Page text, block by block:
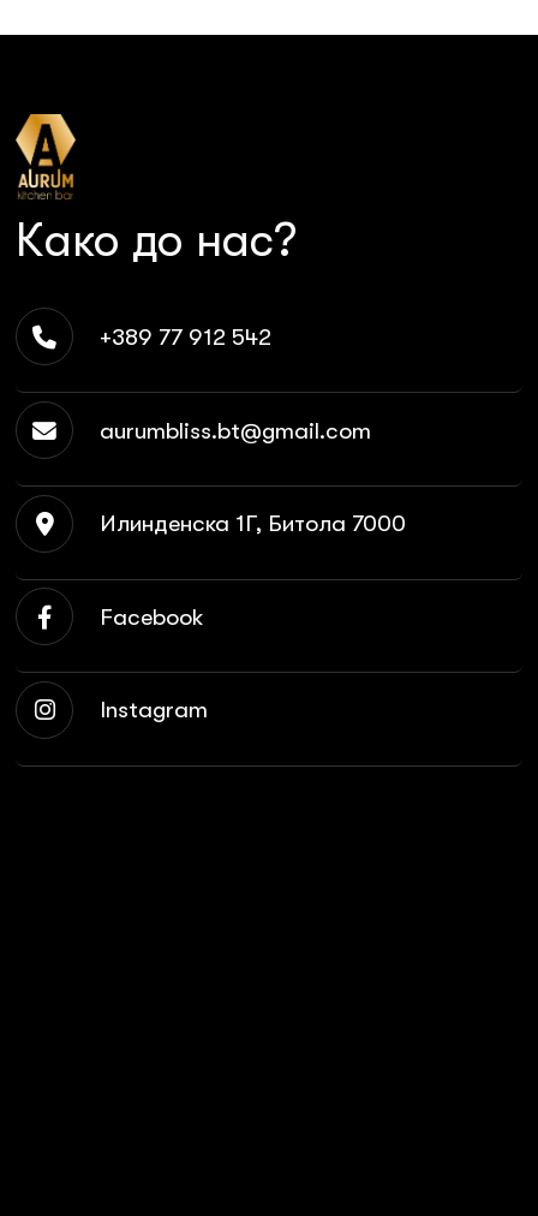
Како до нас?
+389 77 912 542
aurumbliss.bt@gmail.com
Илинденска 1Г, Битола 7000
Facebook
Instagram